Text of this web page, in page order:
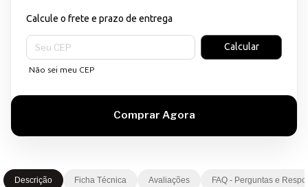
Calcule o frete e prazo de entrega
Entregas para o CEP:
Calcular
Não sei meu CEP
Descrição Ficha Técnica Avaliações FAQ - Perguntas e